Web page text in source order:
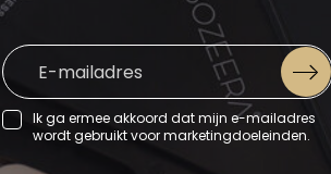
Ik ga ermee akkoord dat mijn e-mailadres
wordt gebruikt voor marketingdoeleinden.